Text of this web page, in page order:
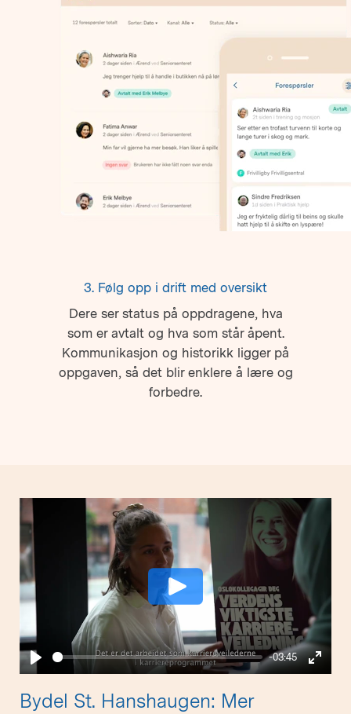
3. Følg opp i drift med oversikt
Dere ser status på oppdragene, hva
som er avtalt og hva som står åpent.
Kommunikasjon og historikk ligger på
oppgaven, så det blir enklere å lære og
forbedre.
Play
-03:45
Enter
Play
Bydel St. Hanshaugen: Mer